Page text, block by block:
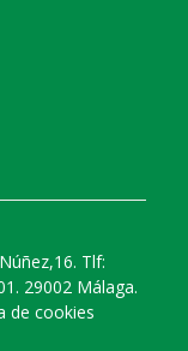
Tlf:
29002 Málaga.
de cookies